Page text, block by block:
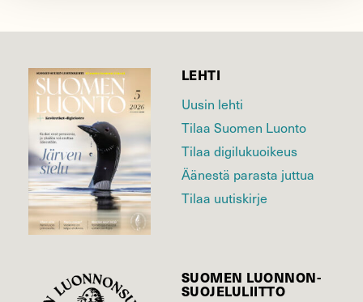
LEHTI
Uusin lehti
Tilaa Suomen Luonto
Tilaa digilukuoikeus
Äänestä parasta juttua
Tilaa uutiskirje
SUOMEN LUONNON­
SUOJELU­LIITTO